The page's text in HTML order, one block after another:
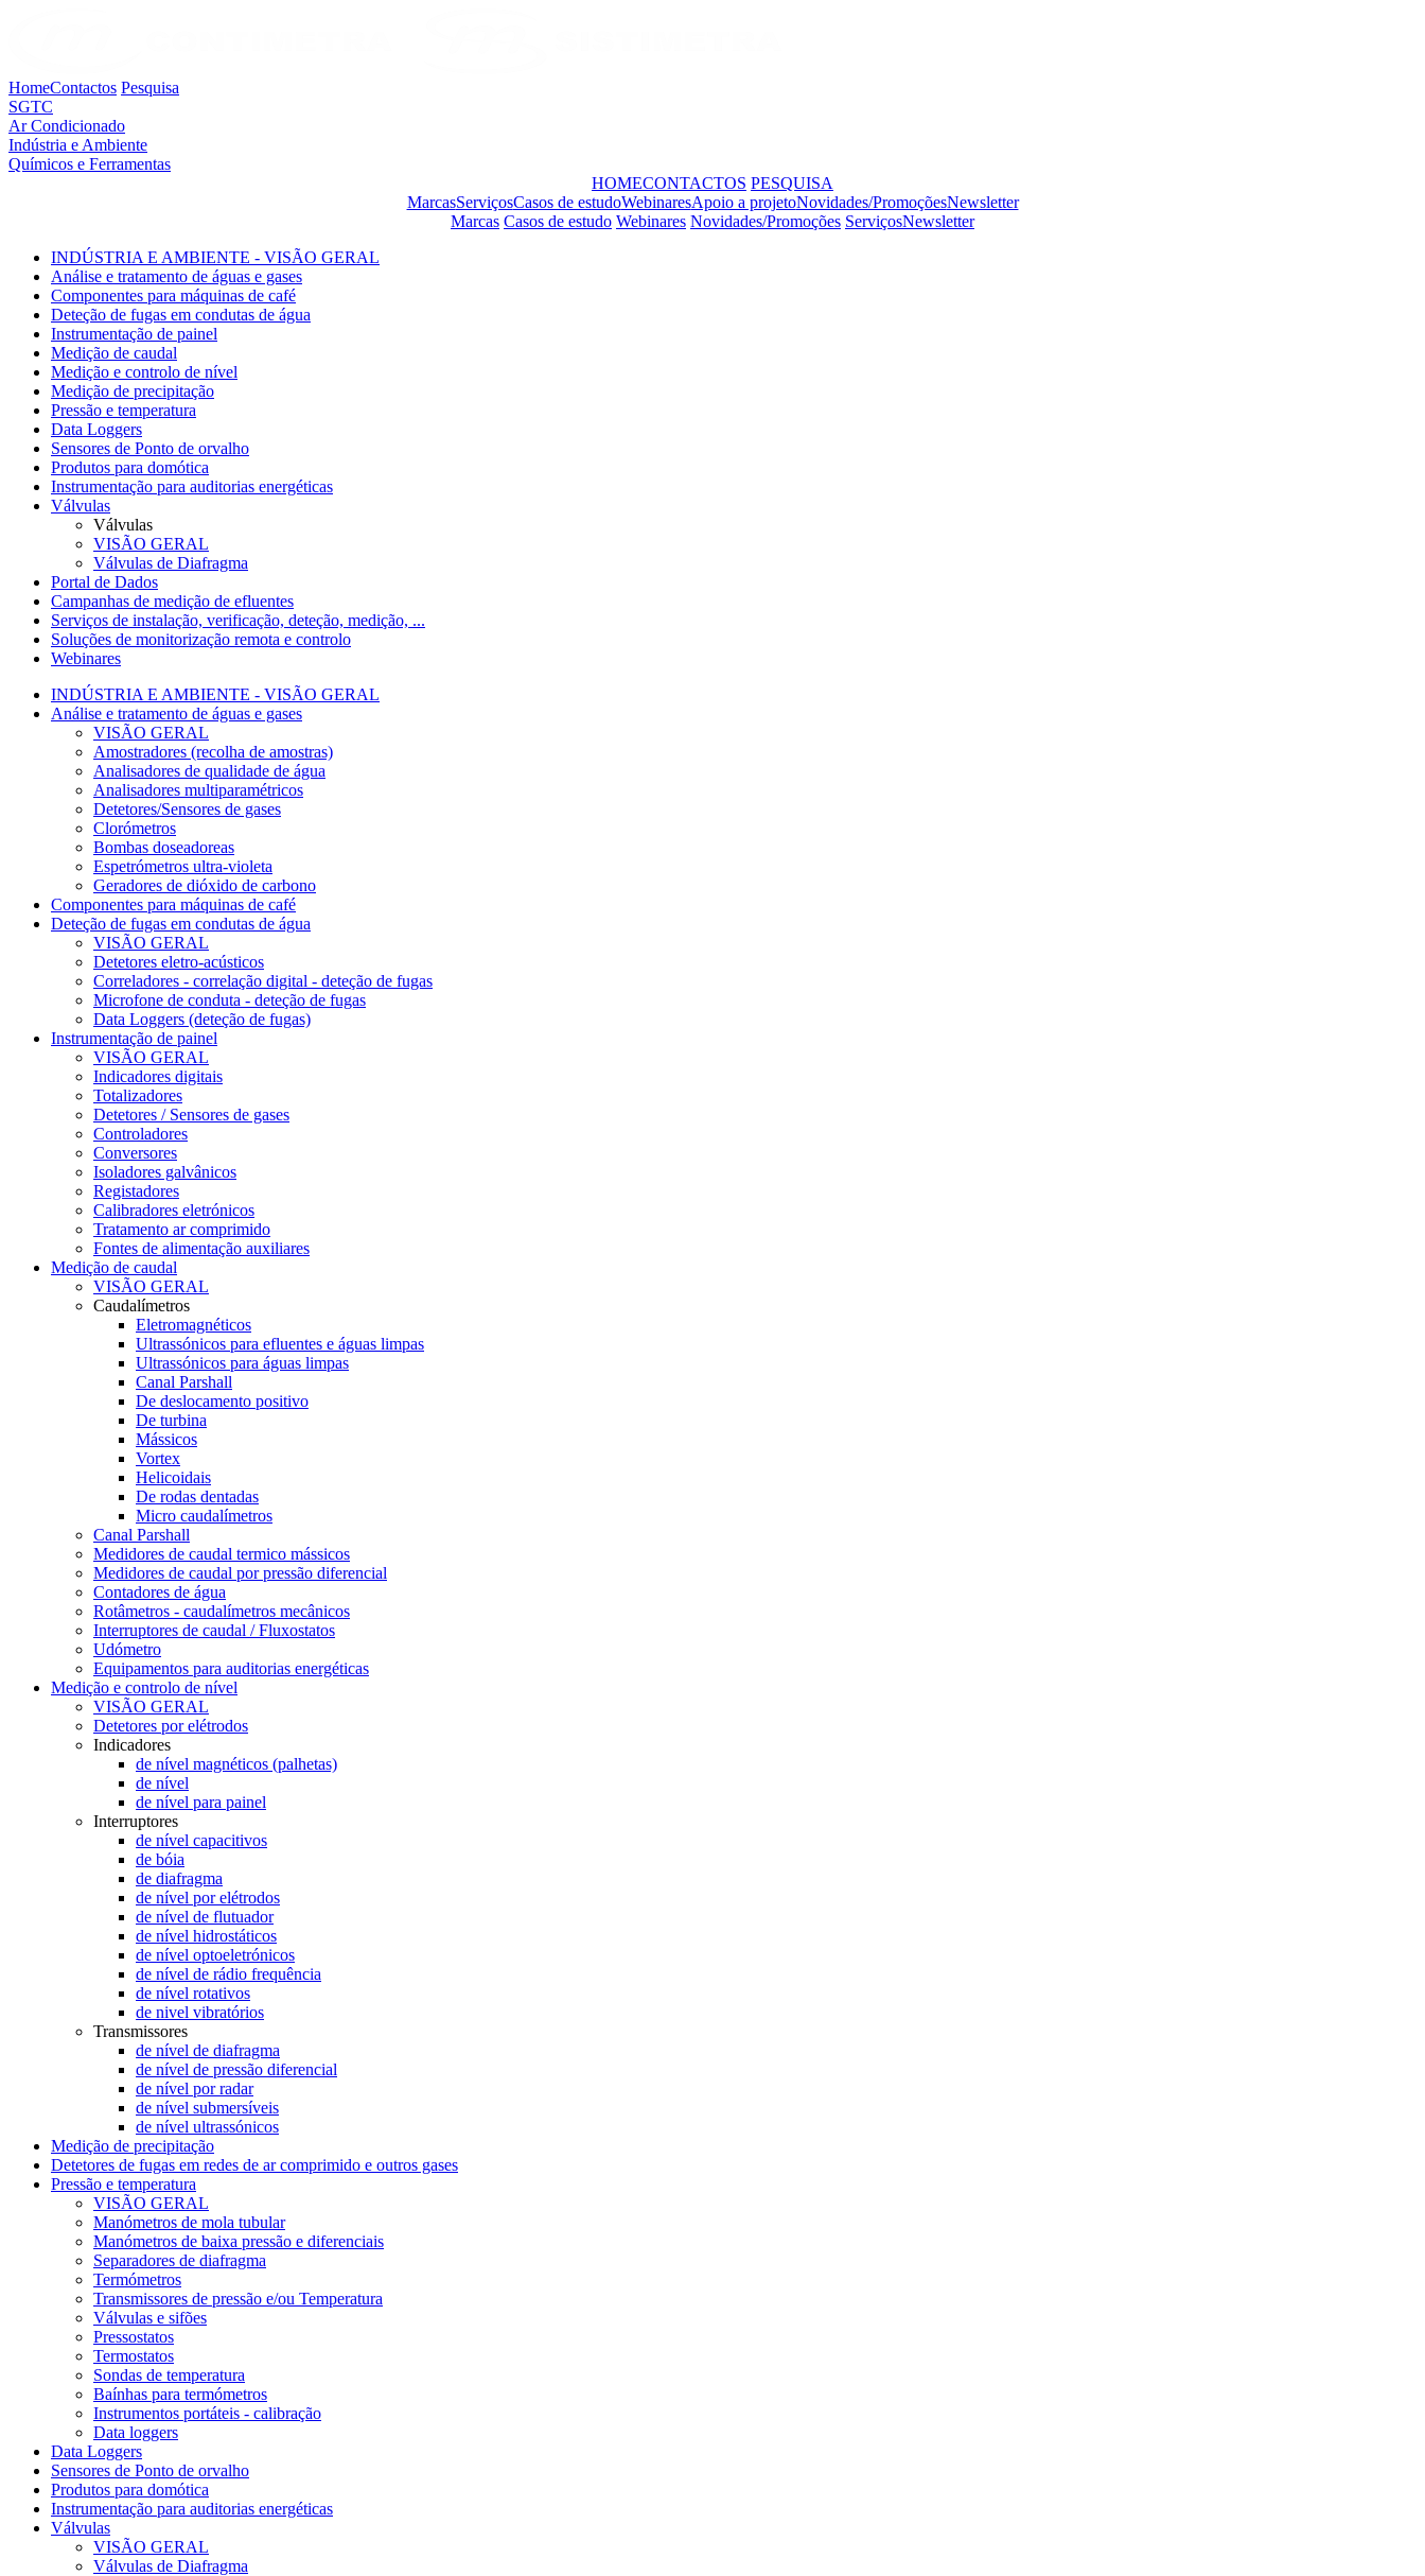
HomeContactos Pesquisa
SGTC
Ar Condicionado
Indústria e Ambiente
Químicos e Ferramentas
HOMECONTACTOS PESQUISA
MarcasServiçosCasos de estudoWebinaresApoio a projetoNovidades/PromoçõesNewsletter
Marcas Casos de estudo Webinares Novidades/Promoções ServiçosNewsletter
INDÚSTRIA E AMBIENTE - VISÃO GERAL
Análise e tratamento de águas e gases
Componentes para máquinas de café
Deteção de fugas em condutas de água
Instrumentação de painel
Medição de caudal
Medição e controlo de nível
Medição de precipitação
Pressão e temperatura
Data Loggers
Sensores de Ponto de orvalho
Produtos para domótica
Instrumentação para auditorias energéticas
Válvulas
Válvulas
VISÃO GERAL
Válvulas de Diafragma
Portal de Dados
Campanhas de medição de efluentes
Serviços de instalação, verificação, deteção, medição, ...
Soluções de monitorização remota e controlo
Webinares
INDÚSTRIA E AMBIENTE - VISÃO GERAL
Análise e tratamento de águas e gases
VISÃO GERAL
Amostradores (recolha de amostras)
Analisadores de qualidade de água
Analisadores multiparamétricos
Detetores/Sensores de gases
Clorómetros
Bombas doseadoreas
Espetrómetros ultra-violeta
Geradores de dióxido de carbono
Componentes para máquinas de café
Deteção de fugas em condutas de água
VISÃO GERAL
Detetores eletro-acústicos
Correladores - correlação digital - deteção de fugas
Microfone de conduta - deteção de fugas
Data Loggers (deteção de fugas)
Instrumentação de painel
VISÃO GERAL
Indicadores digitais
Totalizadores
Detetores / Sensores de gases
Controladores
Conversores
Isoladores galvânicos
Registadores
Calibradores eletrónicos
Tratamento ar comprimido
Fontes de alimentação auxiliares
Medição de caudal
VISÃO GERAL
Caudalímetros
Eletromagnéticos
Ultrassónicos para efluentes e águas limpas
Ultrassónicos para águas limpas
Canal Parshall
De deslocamento positivo
De turbina
Mássicos
Vortex
Helicoidais
De rodas dentadas
Micro caudalímetros
Canal Parshall
Medidores de caudal termico mássicos
Medidores de caudal por pressão diferencial
Contadores de água
Rotâmetros - caudalímetros mecânicos
Interruptores de caudal / Fluxostatos
Udómetro
Equipamentos para auditorias energéticas
Medição e controlo de nível
VISÃO GERAL
Detetores por elétrodos
Indicadores
de nível magnéticos (palhetas)
de nível
de nível para painel
Interruptores
de nível capacitivos
de bóia
de diafragma
de nível por elétrodos
de nível de flutuador
de nível hidrostáticos
de nível optoeletrónicos
de nível de rádio frequência
de nível rotativos
de nivel vibratórios
Transmissores
de nível de diafragma
de nível de pressão diferencial
de nível por radar
de nível submersíveis
de nível ultrassónicos
Medição de precipitação
Detetores de fugas em redes de ar comprimido e outros gases
Pressão e temperatura
VISÃO GERAL
Manómetros de mola tubular
Manómetros de baixa pressão e diferenciais
Separadores de diafragma
Termómetros
Transmissores de pressão e/ou Temperatura
Válvulas e sifões
Pressostatos
Termostatos
Sondas de temperatura
Baínhas para termómetros
Instrumentos portáteis - calibração
Data loggers
Data Loggers
Sensores de Ponto de orvalho
Produtos para domótica
Instrumentação para auditorias energéticas
Válvulas
VISÃO GERAL
Válvulas de Diafragma